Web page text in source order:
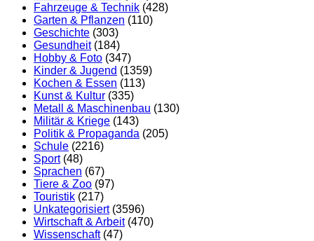
Fahrzeuge & Technik (428)
Garten & Pflanzen (110)
Geschichte (303)
Gesundheit (184)
Hobby & Foto (347)
Kinder & Jugend (1359)
Kochen & Essen (113)
Kunst & Kultur (335)
Metall & Maschinenbau (130)
Militär & Kriege (143)
Politik & Propaganda (205)
Schule (2216)
Sport (48)
Sprachen (67)
Tiere & Zoo (97)
Touristik (217)
Unkategorisiert (3596)
Wirtschaft & Arbeit (470)
Wissenschaft (47)